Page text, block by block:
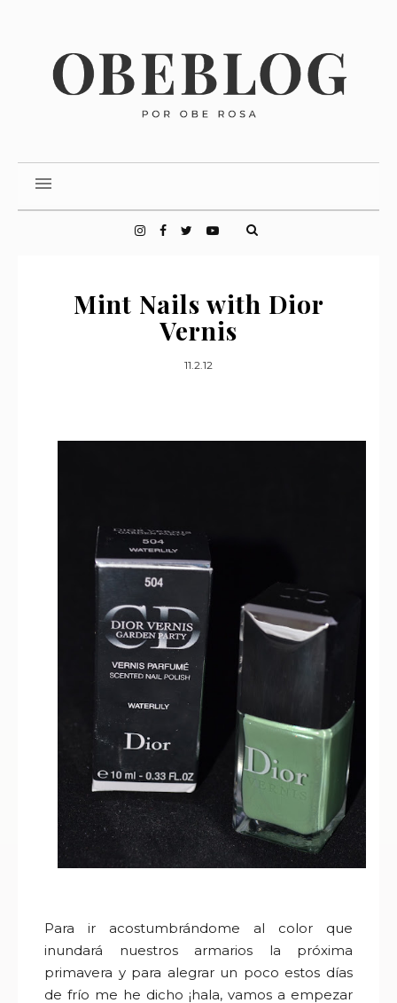
Mint Nails with Dior
Vernis
11.2.12
Para ir acostumbrándome al color que
inundará nuestros armarios la próxima
primavera y para alegrar un poco estos días
de frío me he dicho ¡hala, vamos a empezar